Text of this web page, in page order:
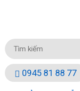
0945 81 88 77